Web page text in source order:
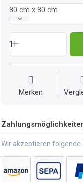
80 cm x 80 cm
1
Merken
Wir akzeptieren